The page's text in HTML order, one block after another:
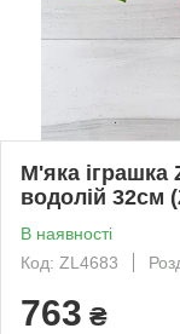
М'яка іграшка
водолій 32см
В наявності
Код: ZL4683
763 ₴